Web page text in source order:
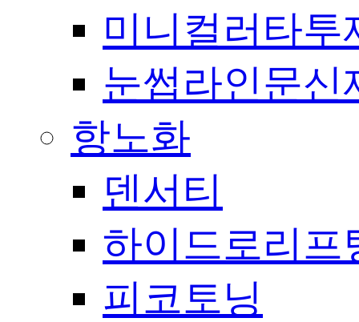
미니컬러타투
눈썹라인문신
항노화
덴서티
하이드로리프
피코토닝